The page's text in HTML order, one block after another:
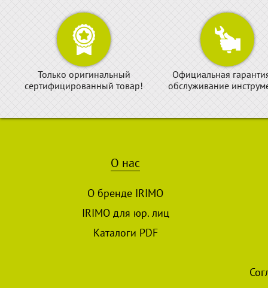
Только оригинальный
сертифицированный товар!
Официальная
обслуживание
О нас
О бренде IRIMO
IRIMO для юр. лиц
Каталоги PDF